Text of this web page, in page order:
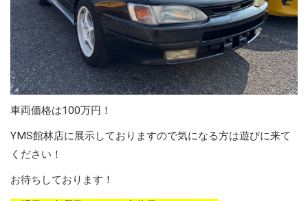
車両価格は100万円！
YMS館林店に展示しておりますので気になる方は遊びに来て
ください！
お待ちしております！